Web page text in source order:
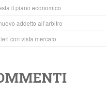
il piano economico
addetto all’arbitro
con vista mercato